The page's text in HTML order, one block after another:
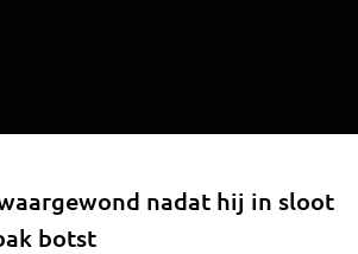
nadat hij in sloot
botst